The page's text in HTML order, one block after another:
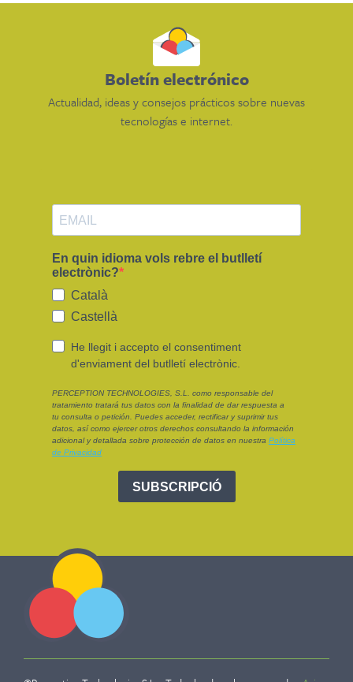
Boletín electrónico
Actualidad, ideas y consejos prácticos sobre nuevas
tecnologías e internet.